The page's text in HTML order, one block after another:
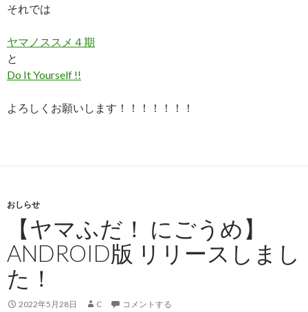
それでは
ヤマノススメ４期
と
Do It Yourself !!
よろしくお願いします！！！！！！！
おしらせ
【ヤマふだ！ にごうめ】
ANDROID版 リリースしまし
た！
2022年5月28日 C コメントする